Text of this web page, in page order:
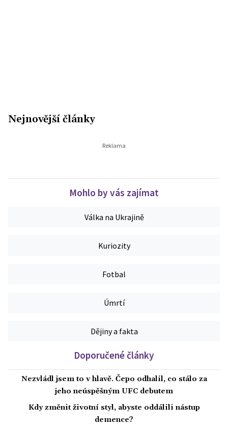
Nejnovější články
Mohlo by vás zajímat
Válka na Ukrajině
Kuriozity
Fotbal
Úmrtí
Dějiny a fakta
Doporučené články
Nezvládl jsem to v hlavě. Čepo odhalil, co stálo za
jeho neúspěšným UFC debutem
Kdy změnit životní styl, abyste oddálili nástup
demence?